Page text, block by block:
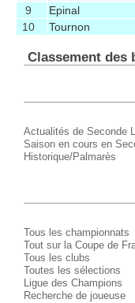
9
Epinal
10
Tournon
Classement des
Actualités de Seconde
Saison en cours en
Historique/Palmarès
Tous les championnats
Tout sur la Coupe de
Tous les clubs
Toutes les sélections
Ligue des Champions
Recherche de joueuse